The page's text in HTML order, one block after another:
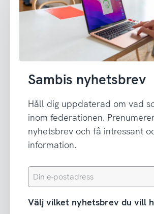
Sambis nyhetsbrev
Håll dig uppdaterad om vad
inom federationen.
nyhetsbrev och få intressant
information.
Din
e-
Välj vilket nyhetsbrev du vill